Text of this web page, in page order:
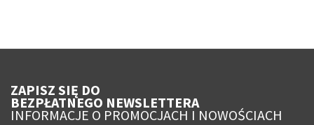
ZAPISZ SIĘ DO
BEZPŁATNEGO NEWSLETTERA
INFORMACJE O PROMOCJACH I NOWOŚCIACH